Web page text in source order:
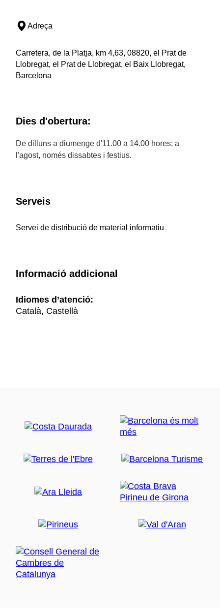
Adreça
Carretera, de la Platja, km 4,63, 08820, el Prat de
Llobregat, el Prat de Llobregat, el Baix Llobregat,
Barcelona
Dies d'obertura:
De dilluns a diumenge d'11.00 a 14.00 hores; a
l'agost, només dissabtes i festius.
Serveis
Servei de distribució de material informatiu
Informació addicional
Idiomes d’atenció:
Català, Castellà